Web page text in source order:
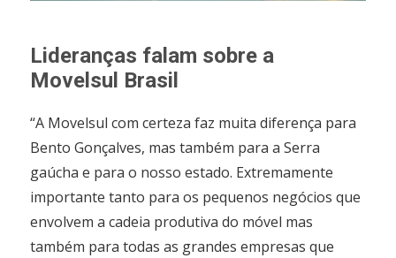
Lideranças falam sobre a
Movelsul Brasil
“A Movelsul com certeza faz muita diferença para
Bento Gonçalves, mas também para a Serra
gaúcha e para o nosso estado. Extremamente
importante tanto para os pequenos negócios que
envolvem a cadeia produtiva do móvel mas
também para todas as grandes empresas que